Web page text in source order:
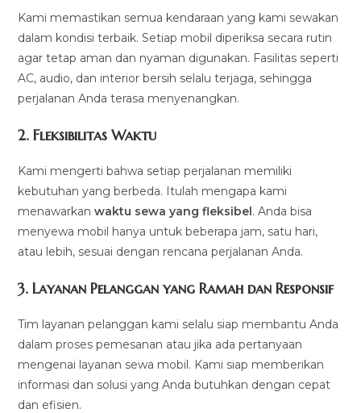
Kami memastikan semua kendaraan yang kami sewakan
dalam kondisi terbaik. Setiap mobil diperiksa secara rutin
agar tetap aman dan nyaman digunakan. Fasilitas seperti
AC, audio, dan interior bersih selalu terjaga, sehingga
perjalanan Anda terasa menyenangkan.
2.Fleksibilitas Waktu
Kami mengerti bahwa setiap perjalanan memiliki
kebutuhan yang berbeda. Itulah mengapa kami
menawarkanwaktu sewa yang fleksibel. Anda bisa
menyewa mobil hanya untuk beberapa jam, satu hari,
atau lebih, sesuai dengan rencana perjalanan Anda.
3.Layanan Pelanggan yang Ramah dan Responsif
Tim layanan pelanggan kami selalu siap membantu Anda
dalam proses pemesanan atau jika ada pertanyaan
mengenai layanan sewa mobil. Kami siap memberikan
informasi dan solusi yang Anda butuhkan dengan cepat
dan efisien.